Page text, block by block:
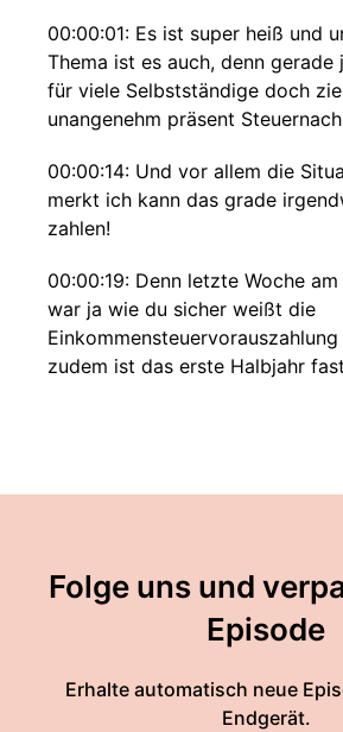
00:00:01: Es ist super heiß und
Thema ist es auch, denn
für viele Selbstständige doch
unangenehm präsent
00:00:14: Und vor allem die
merkt ich kann das grade
zahlen!
00:00:19: Denn letzte Woche
war ja wie du sicher weißt die
zudem ist das erste Halbjahr
immer... ist doch meistens höher
und der Kondustand niedriger,
00:00:57: Und genau darüber
sprechen auch wenn du
Folge uns und
Episode
Erhalte automatisch neue
Endgerät.